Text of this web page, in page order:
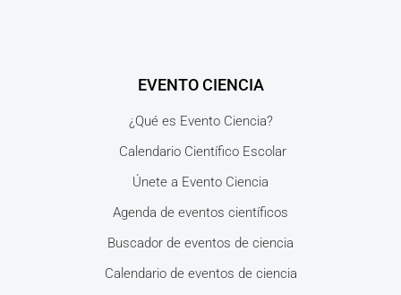
EVENTO CIENCIA
¿Qué es Evento Ciencia?
Calendario Científico Escolar
Únete a Evento Ciencia
Agenda de eventos científicos
Buscador de eventos de ciencia
Calendario de eventos de ciencia